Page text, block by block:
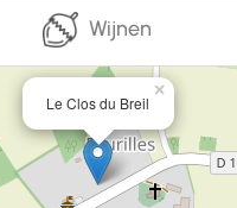
Wijnen
Le Clos du Breil
×